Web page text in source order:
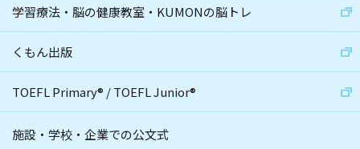
学習療法・脳の健康教室・KUMONの脳トレ
くもん出版
TOEFL Primary® /TOEFL Junior®
施設・学校・企業での公文式